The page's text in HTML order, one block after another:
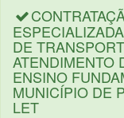
DE
ATENDIMENTO
ENSINO
MUNICÍPIO DE
LET